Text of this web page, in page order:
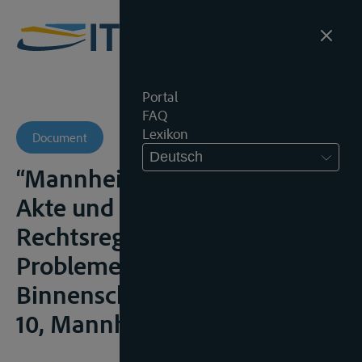
Portal
FAQ
Lexikon
Deutsch
Document
“Mannheimer Akte, Belgrader
Akte und Europäische Union.
Rechtsregimes im Wandel” in
Probleme des
Binnenschiffahrtsrechts, dl.
10, Mannheim, 2004, 7-31